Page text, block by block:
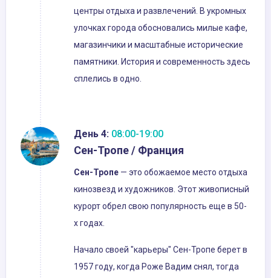
центры отдыха и развлечений. В укромных
улочках города обосновались милые кафе,
магазинчики и масштабные исторические
памятники. История и современность здесь
сплелись в одно.
День 4: 08:00-19:00
Сен-Тропе / Франция
Сен-Тропе — это обожаемое место отдыха
кинозвезд и художников. Этот живописный
курорт обрел свою популярность еще в 50-
х годах.
Начало своей "карьеры" Сен-Тропе берет в
1957 году, когда Роже Вадим снял, тогда